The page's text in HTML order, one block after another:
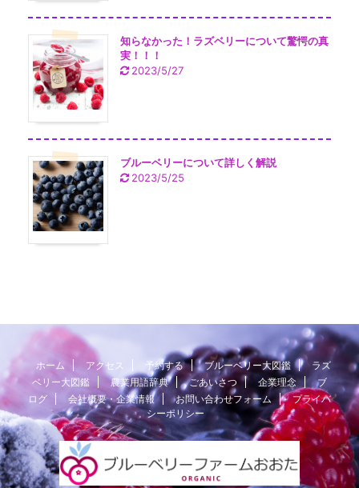
知らなかった！ラズベリーについて驚愕の真
実！！！
2023/5/27
ブルーベリーについて詳しく解説
2023/5/25
ホーム アクセス 予約する ブルーベリー大図鑑
ラズ
ベリー大図鑑
農業用語辞典 ごあいさつ 企業理念
ブ
ログ
会社概要・企業情報 お問い合わせフォーム
プライバ
シーポリシー